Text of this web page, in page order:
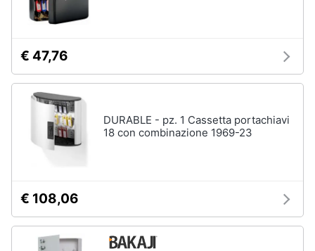
illuminazione
selction
Lampadari
moderni
Lampada
Arredamento
da
esterno
€ 47,76
DURABLE - pz. 1 Cassetta portachiavi
18 con combinazione 1969-23
€ 108,06